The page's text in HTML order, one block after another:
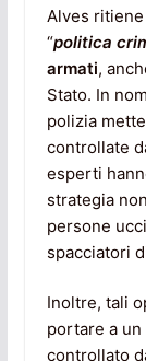
Alves
“politica
armati,
Stato. In
polizia
controllate
esperti
strategia
persone
spacciatori
Inoltre, tali
portare a un
controllato